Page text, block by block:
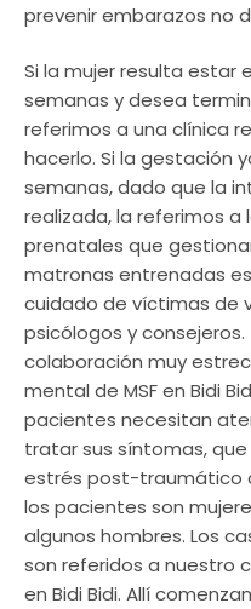
prevenir embarazos no
Si la mujer resulta estar
semanas y desea
referimos a una clínica
hacerlo. Si la gestación
semanas, dado que la
realizada, la referimos a
prenatales que
matronas entrenadas
cuidado de víctimas de
psicólogos y
colaboración muy
mental de MSF en Bidi
pacientes necesitan
tratar sus síntomas,
estrés post-traumático
los pacientes son
algunos hombres. Los
son referidos a nuestro
en Bidi Bidi. Allí